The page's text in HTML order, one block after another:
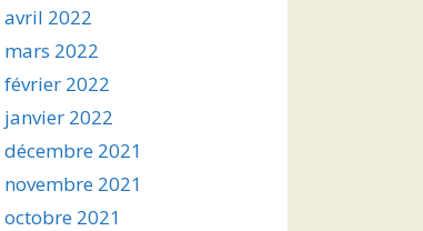
avril 2022
mars 2022
février 2022
janvier 2022
décembre 2021
novembre 2021
octobre 2021